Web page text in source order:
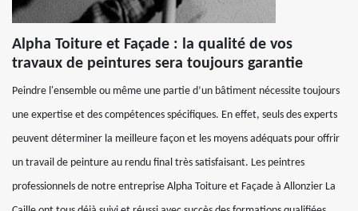
Alpha Toiture et Façade : la qualité de vos
travaux de peintures sera toujours garantie
Peindre l'ensemble ou même une partie d’un bâtiment nécessite toujours
une expertise et des compétences spécifiques. En effet, seuls des experts
peuvent déterminer la meilleure façon et les moyens adéquats pour offrir
un travail de peinture au rendu final très satisfaisant. Les peintres
professionnels de notre entreprise Alpha Toiture et Façade à Allonzier La